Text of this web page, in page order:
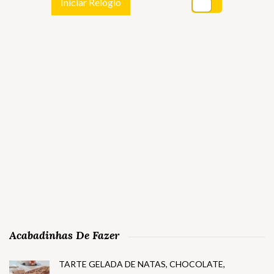
Acabadinhas De Fazer
TARTE GELADA DE NATAS, CHOCOLATE,